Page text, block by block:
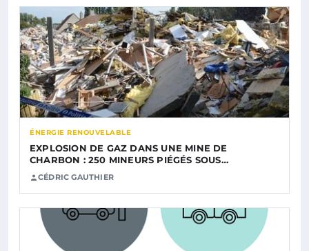
ÉNERGIE RENOUVELABLE
EXPLOSION DE GAZ DANS UNE MINE DE
CHARBON : 250 MINEURS PIÉGÉS SOUS…
CÉDRIC GAUTHIER